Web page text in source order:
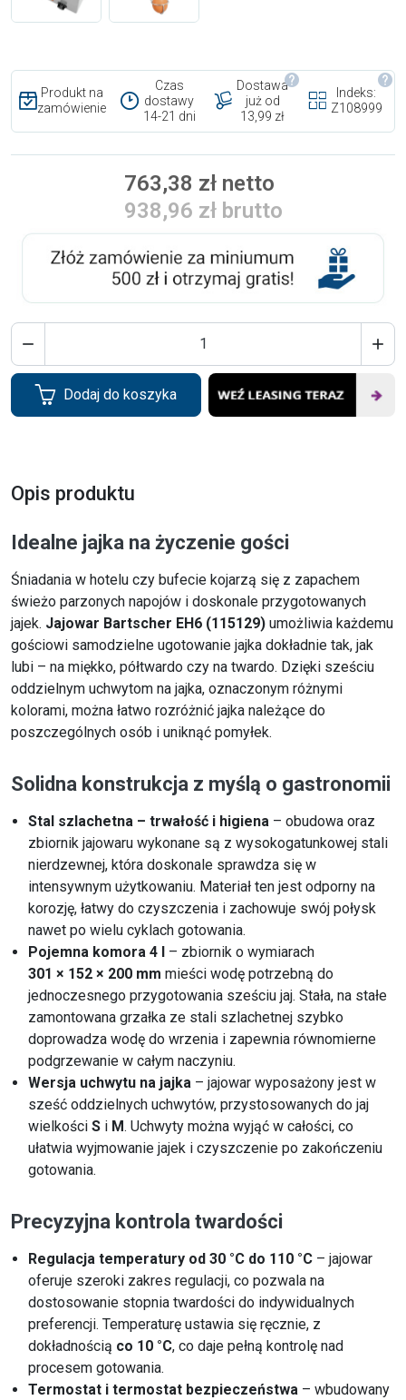
Produkt na
zamówienie
Czas
dostawy
14-21 dni
Dostawa
już od
13,99 zł
Indeks:
Z108999
763,38 zł netto
938,96 zł brutto
 
Dodaj do koszyka
Opis produktu
Idealne jajka na życzenie gości
Śniadania w hotelu czy bufecie kojarzą się z zapachem
świeżo parzonych napojów i doskonale przygotowanych
jajek. Jajowar Bartscher EH6 (115129) umożliwia każdemu
gościowi samodzielne ugotowanie jajka dokładnie tak, jak
lubi – na miękko, półtwardo czy na twardo. Dzięki sześciu
oddzielnym uchwytom na jajka, oznaczonym różnymi
kolorami, można łatwo rozróżnić jajka należące do
poszczególnych osób i uniknąć pomyłek.
Solidna konstrukcja z myślą o gastronomii
Stal szlachetna – trwałość i higiena – obudowa oraz
zbiornik jajowaru wykonane są z wysokogatunkowej stali
nierdzewnej, która doskonale sprawdza się w
intensywnym użytkowaniu. Materiał ten jest odporny na
korozję, łatwy do czyszczenia i zachowuje swój połysk
nawet po wielu cyklach gotowania.
Pojemna komora 4 l – zbiornik o wymiarach
301 × 152 × 200 mm mieści wodę potrzebną do
jednoczesnego przygotowania sześciu jaj. Stała, na stałe
zamontowana grzałka ze stali szlachetnej szybko
doprowadza wodę do wrzenia i zapewnia równomierne
podgrzewanie w całym naczyniu.
Wersja uchwytu na jajka – jajowar wyposażony jest w
sześć oddzielnych uchwytów, przystosowanych do jaj
wielkościS i M. Uchwyty można wyjąć w całości, co
ułatwia wyjmowanie jajek i czyszczenie po zakończeniu
gotowania.
Precyzyjna kontrola twardości
Regulacja temperatury od 30 °C do 110 °C – jajowar
oferuje szeroki zakres regulacji, co pozwala na
dostosowanie stopnia twardości do indywidualnych
preferencji. Temperaturę ustawia się ręcznie, z
dokładnością co 10 °C, co daje pełną kontrolę nad
procesem gotowania.
Termostat i termostat bezpieczeństwa – wbudowany